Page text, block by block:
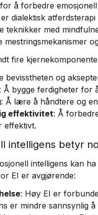
å forbedre
dialektisk
teknikker med
mestringsmekanismer
fire
bevisstheten og
: Å bygge ferdigheter for
: Å lære å håndtere og
effektivitet: Å
effektivt.
intelligens betyr
intelligens kan
EI er avgjørende:
: Høy EI er
er mindre sannsynlig